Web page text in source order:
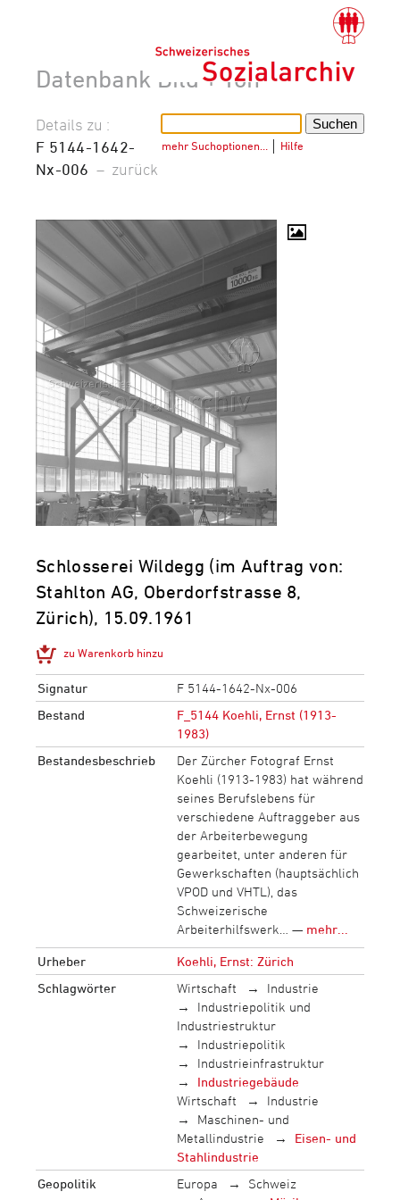
Datenbank Bild + Ton
mehr Suchoptionen… Hilfe
Details zu :
F 5144-1642-
Nx-006 – zurück
Schlosserei Wildegg (im Auftrag von:
Stahlton AG, Oberdorfstrasse 8,
Zürich), 15.09.1961
zu Warenkorb hinzu
Signatur
F 5144-1642-Nx-006
Bestand
F_5144 Koehli, Ernst (1913-
1983)
Bestandesbeschrieb
Der Zürcher Fotograf Ernst
Koehli (1913-1983) hat während
seines Berufslebens für
verschiedene Auftraggeber aus
der Arbeiterbewegung
gearbeitet, unter anderen für
Gewerkschaften (hauptsächlich
VPOD und VHTL), das
Schweizerische
Arbeiterhilfswerk… — mehr...
Urheber
Koehli, Ernst: Zürich
Schlagwörter
Wirtschaft
Industrie
Industriepolitik und
Industriestruktur
Industriepolitik
Industrieinfrastruktur
Industriegebäude
Wirtschaft
Industrie
Maschinen- und
Metallindustrie
Eisen- und
Stahlindustrie
Geopolitik
Europa
Schweiz